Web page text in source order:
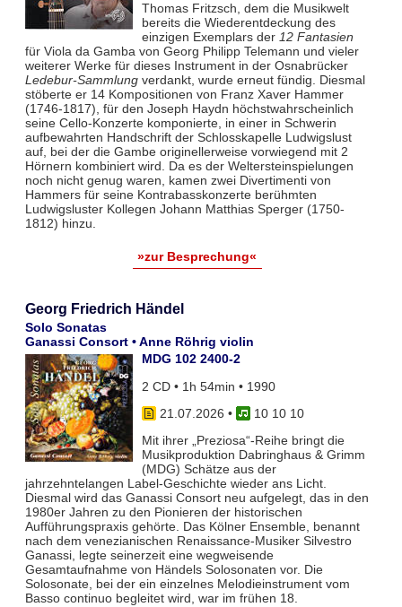
Thomas Fritzsch, dem die Musikwelt
bereits die Wiederentdeckung des
einzigen Exemplars der 12 Fantasien
für Viola da Gamba von Georg Philipp Telemann und vieler
weiterer Werke für dieses Instrument in der Osnabrücker
Ledebur-Sammlungverdankt, wurde erneut fündig. Diesmal
stöberte er 14 Kompositionen von Franz Xaver Hammer
(1746-1817), für den Joseph Haydn höchstwahrscheinlich
seine Cello-Konzerte komponierte, in einer in Schwerin
aufbewahrten Handschrift der Schlosskapelle Ludwigslust
auf, bei der die Gambe originellerweise vorwiegend mit 2
Hörnern kombiniert wird. Da es der Weltersteinspielungen
noch nicht genug waren, kamen zwei Divertimenti von
Hammers für seine Kontrabasskonzerte berühmten
Ludwigsluster Kollegen Johann Matthias Sperger (1750-
1812) hinzu.
»zur Besprechung«
Georg Friedrich Händel
Solo Sonatas
Ganassi Consort • Anne Röhrig violin
MDG 102 2400-2
2 CD • 1h 54min • 1990
21.07.2026 •
10 10 10
Mit ihrer „Preziosa“-Reihe bringt die
Musikproduktion Dabringhaus & Grimm
(MDG) Schätze aus der
jahrzehntelangen Label-Geschichte wieder ans Licht.
Diesmal wird das Ganassi Consort neu aufgelegt, das in den
1980er Jahren zu den Pionieren der historischen
Aufführungspraxis gehörte. Das Kölner Ensemble, benannt
nach dem venezianischen Renaissance-Musiker Silvestro
Ganassi, legte seinerzeit eine wegweisende
Gesamtaufnahme von Händels Solosonaten vor. Die
Solosonate, bei der ein einzelnes Melodieinstrument vom
Basso continuo begleitet wird, war im frühen 18.